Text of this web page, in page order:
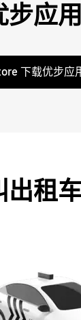
步应
下载优步应
出租